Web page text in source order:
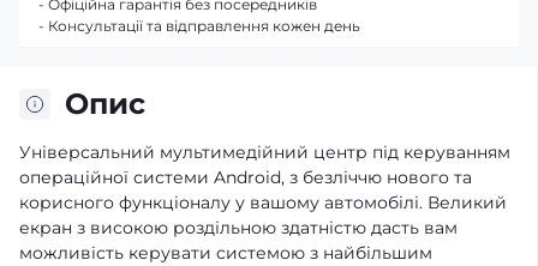
Опис
Універсальний мультимедійний центр під керуванням
операційної системи Android, з безліччю нового та
корисного функціоналу у вашому автомобілі. Великий
екран з високою роздільною здатністю дасть вам
можливість керувати системою з найбільшим
- Офіційна гарантія без посередників
- Консультації та відправлення кожен день